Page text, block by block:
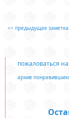
<< предыдущая заметка
пожаловаться
архив